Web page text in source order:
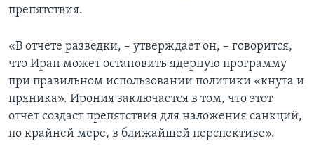
препятствия.
«В отчете разведки, – утверждает он, – говорится,
что Иран может остановить ядерную программу
при правильном использовании политики «кнута и
пряника». Ирония заключается в том, что этот
отчет создаст препятствия для наложения санкций,
по крайней мере, в ближайшей перспективе».